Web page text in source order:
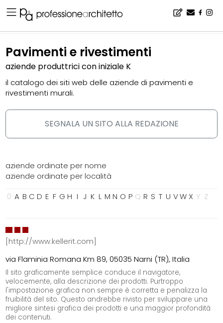
Pavimenti e rivestimenti
aziende produttrici con iniziale K
il catalogo dei siti web delle aziende di pavimenti e
rivestimenti murali.
SEGNALA UN SITO ALLA REDAZIONE
aziende ordinate per nome
aziende ordinate per località
0 A B C D E F G H I J K L M N O P Q R S T U VWX Y Z
[http://www.kellerit.com]
via Flaminia Romana Km 89, 05035 Narni (TR), Italia
Il sito graficamente semplice conduce il navigatore,
velocemente, alla descrizione dei prodotti. Purtroppo
l'impostazione grafica non sempre è corretta e penalizza la
fruibilità del sito. Questo andrebbe rivisto per sviluppare una
migliore sintesi grafica dei prodotti e una maggior profondità
dei contenuti.